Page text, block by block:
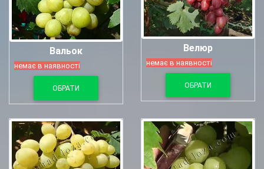
Вальок
немає в наявності
ОБРАТИ
Велюр
немає в наявності
ОБРАТИ